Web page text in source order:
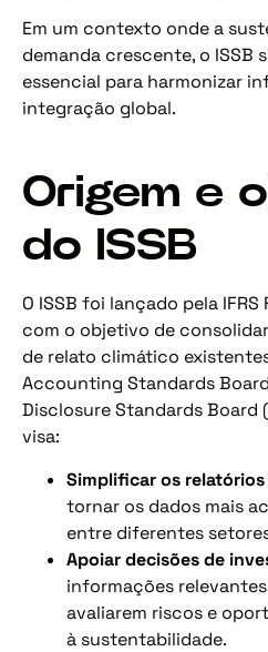
Em um contexto onde a
demanda crescente, o ISSB
essencial para harmonizar
integração global.
Origem e
do ISSB
O ISSB foi lançado pela
com o objetivo de
de relato climático
Accounting Standards
Disclosure Standards Board
visa:
Simplificar os
tornar os dados mais
entre diferentes
Apoiar decisões de
informações
avaliarem riscos e
à sustentabilidade.